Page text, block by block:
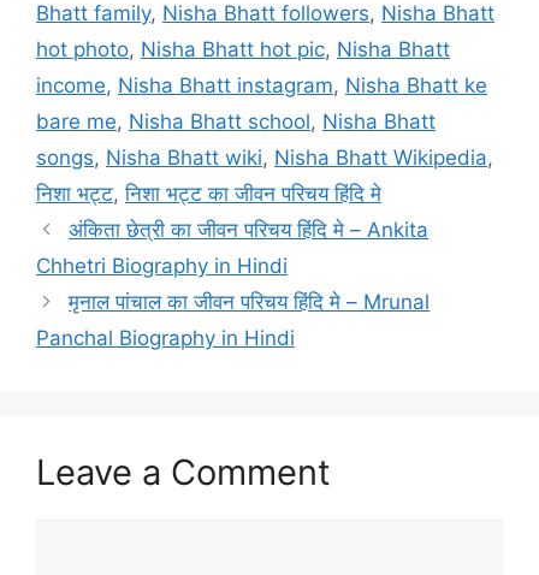
Bhatt family, Nisha Bhatt followers, Nisha Bhatt
hot photo, Nisha Bhatt hot pic, Nisha Bhatt
income, Nisha Bhatt instagram, Nisha Bhatt ke
bare me, Nisha Bhatt school, Nisha Bhatt
songs, Nisha Bhatt wiki, Nisha Bhatt Wikipedia,
निशा भट्ट,निशा भट्ट का जीवन परिचय हिंदि मे
अंकिता छेत्री का जीवन परिचय हिंदि मे – Ankita
Chhetri Biography in Hindi
मृनाल पांचाल का जीवन परिचय हिंदि मे – Mrunal
Panchal Biography in Hindi
Leave a Comment